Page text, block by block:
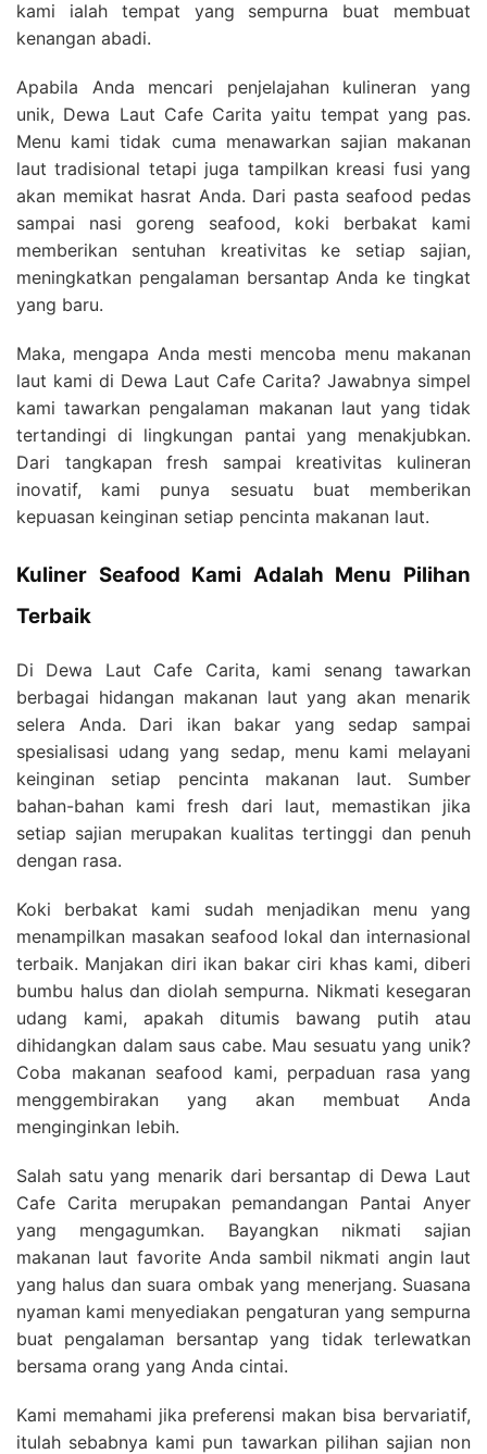
kami ialah tempat yang sempurna buat membuat
kenangan abadi.
Apabila Anda mencari penjelajahan kulineran yang
unik, Dewa Laut Cafe Carita yaitu tempat yang pas.
Menu kami tidak cuma menawarkan sajian makanan
laut tradisional tetapi juga tampilkan kreasi fusi yang
akan memikat hasrat Anda. Dari pasta seafood pedas
sampai nasi goreng seafood, koki berbakat kami
memberikan sentuhan kreativitas ke setiap sajian,
meningkatkan pengalaman bersantap Anda ke tingkat
yang baru.
Maka, mengapa Anda mesti mencoba menu makanan
laut kami di Dewa Laut Cafe Carita? Jawabnya simpel
kami tawarkan pengalaman makanan laut yang tidak
tertandingi di lingkungan pantai yang menakjubkan.
Dari tangkapan fresh sampai kreativitas kulineran
inovatif, kami punya sesuatu buat memberikan
kepuasan keinginan setiap pencinta makanan laut.
Kuliner Seafood Kami Adalah Menu Pilihan
Terbaik
Di Dewa Laut Cafe Carita, kami senang tawarkan
berbagai hidangan makanan laut yang akan menarik
selera Anda. Dari ikan bakar yang sedap sampai
spesialisasi udang yang sedap, menu kami melayani
keinginan setiap pencinta makanan laut. Sumber
bahan-bahan kami fresh dari laut, memastikan jika
setiap sajian merupakan kualitas tertinggi dan penuh
dengan rasa.
Koki berbakat kami sudah menjadikan menu yang
menampilkan masakan seafood lokal dan internasional
terbaik. Manjakan diri ikan bakar ciri khas kami, diberi
bumbu halus dan diolah sempurna. Nikmati kesegaran
udang kami, apakah ditumis bawang putih atau
dihidangkan dalam saus cabe. Mau sesuatu yang unik?
Coba makanan seafood kami, perpaduan rasa yang
menggembirakan yang akan membuat Anda
menginginkan lebih.
Salah satu yang menarik dari bersantap di Dewa Laut
Cafe Carita merupakan pemandangan Pantai Anyer
yang mengagumkan. Bayangkan nikmati sajian
makanan laut favorite Anda sambil nikmati angin laut
yang halus dan suara ombak yang menerjang. Suasana
nyaman kami menyediakan pengaturan yang sempurna
buat pengalaman bersantap yang tidak terlewatkan
bersama orang yang Anda cintai.
Kami memahami jika preferensi makan bisa bervariatif,
itulah sebabnya kami pun tawarkan pilihan sajian non